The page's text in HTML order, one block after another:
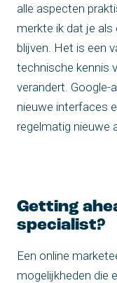
alle aspecten
merkte ik dat je
blijven. Het is een
technische kennis
verandert. Google-
nieuwe interfaces
regelmatig nieuwe
Getting
specialist?
Een online
mogelijkheden die